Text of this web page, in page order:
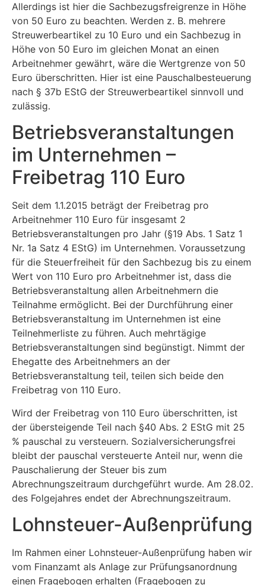
Allerdings ist hier die Sachbezugsfreigrenze in Höhe
von 50 Euro zu beachten. Werden z. B. mehrere
Streuwerbeartikel zu 10 Euro und ein Sachbezug in
Höhe von 50 Euro im gleichen Monat an einen
Arbeitnehmer gewährt, wäre die Wertgrenze von 50
Euro überschritten. Hier ist eine Pauschalbesteuerung
nach § 37b EStG der Streuwerbeartikel sinnvoll und
zulässig.
Betriebsveranstaltungen
im Unternehmen –
Freibetrag 110 Euro
Seit dem 1.1.2015 beträgt der Freibetrag pro
Arbeitnehmer 110 Euro für insgesamt 2
Betriebsveranstaltungen pro Jahr (§19 Abs. 1 Satz 1
Nr. 1a Satz 4 EStG) im Unternehmen. Voraussetzung
für die Steuerfreiheit für den Sachbezug bis zu einem
Wert von 110 Euro pro Arbeitnehmer ist, dass die
Betriebsveranstaltung allen Arbeitnehmern die
Teilnahme ermöglicht. Bei der Durchführung einer
Betriebsveranstaltung im Unternehmen ist eine
Teilnehmerliste zu führen. Auch mehrtägige
Betriebsveranstaltungen sind begünstigt. Nimmt der
Ehegatte des Arbeitnehmers an der
Betriebsveranstaltung teil, teilen sich beide den
Freibetrag von 110 Euro.
Wird der Freibetrag von 110 Euro überschritten, ist
der übersteigende Teil nach §40 Abs. 2 EStG mit 25
% pauschal zu versteuern. Sozialversicherungsfrei
bleibt der pauschal versteuerte Anteil nur, wenn die
Pauschalierung der Steuer bis zum
Abrechnungszeitraum durchgeführt wurde. Am 28.02.
des Folgejahres endet der Abrechnungszeitraum.
Lohnsteuer-Außenprüfung
Im Rahmen einer Lohnsteuer-Außenprüfung haben wir
vom Finanzamt als Anlage zur Prüfungsanordnung
einen Fragebogen erhalten (Fragebogen zu